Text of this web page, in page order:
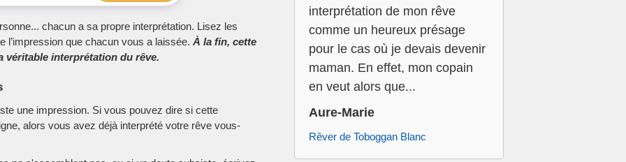
chacun a sa propre interprétation. Lisez les
l’impression que chacun vous a laissée. À la fin, cette
véritable interprétation du rêve.
une impression. Si vous pouvez dire si cette
alors vous avez déjà interprété votre rêve vous-
interprétation de mon rêve
comme un heureux présage
pour le cas où je devais devenir
maman. En effet, mon copain
en veut alors que...
Aure-Marie
Rêver de Toboggan Blanc